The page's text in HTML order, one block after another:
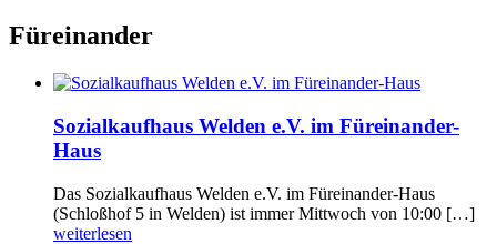
Füreinander
Sozialkaufhaus Welden e.V. im Füreinander-
Haus
Das Sozialkaufhaus Welden e.V. im Füreinander-Haus
(Schloßhof 5 in Welden) ist immer Mittwoch von 10:00 […]
weiterlesen